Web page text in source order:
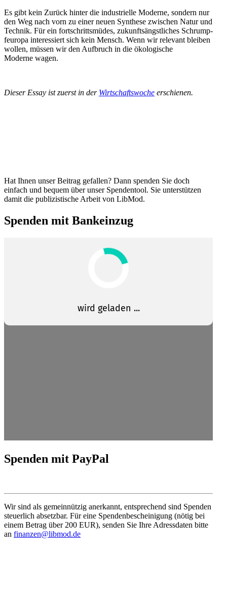
Es gibt kein Zurück hinter die indus­trielle Moderne, sondern nur
den Weg nach vorn zu einer neuen Synthese zwischen Natur und
Technik. Für ein fortschritts­müdes, zukunfts­ängst­liches Schrump­
f­europa inter­es­siert sich kein Mensch. Wenn wir relevant bleiben
wollen, müssen wir den Aufbruch in die ökolo­gische
Moderne wagen.
Dieser Essay ist zuerst in der Wirtschafts­woche erschienen.
Hat Ihnen unser Beitrag gefallen? Dann spenden Sie doch
einfach und bequem über unser Spendentool. Sie unter­stützen
damit die publi­zis­tische Arbeit von LibMod.
Spenden mit Bankeinzug
Spenden mit PayPal
Wir sind als gemein­nützig anerkannt, entspre­chend sind Spenden
steuerlich absetzbar. Für eine Spenden­be­schei­nigung (nötig bei
einem Betrag über 200 EUR), senden Sie Ihre Adress­daten bitte
an finanzen@libmod.de